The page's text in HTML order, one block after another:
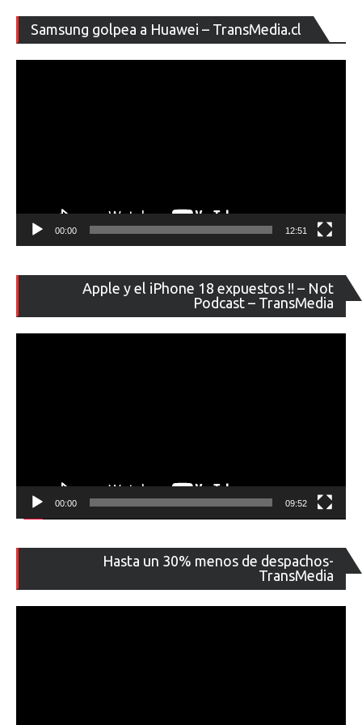
Samsung golpea a Huawei – TransMedia.cl
de
00:00 12:51
Apple y el iPhone 18 expuestos !! – Not
Podcast – TransMedia
de
00:00 09:52
Hasta un 30% menos de despachos-
TransMedia
de